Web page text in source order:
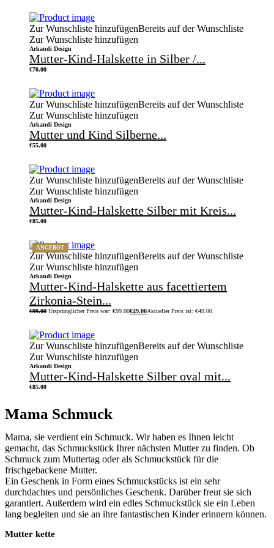
Zur Wunschliste hinzufügenBereits auf der Wunschliste
Zur Wunschliste hinzufügen
Arkandi Design
Mutter-Kind-Halskette in Silber /...
€70.00
Zur Wunschliste hinzufügenBereits auf der Wunschliste
Zur Wunschliste hinzufügen
Arkandi Design
Mutter und Kind Silberne...
€55.00
Zur Wunschliste hinzufügenBereits auf der Wunschliste
Zur Wunschliste hinzufügen
Arkandi Design
Mutter-Kind-Halskette Silber mit Kreis...
€85.00
ANGEBOT
Zur Wunschliste hinzufügenBereits auf der Wunschliste
Zur Wunschliste hinzufügen
Arkandi Design
Mutter-Kind-Halskette aus facettiertem
Zirkonia-Stein...
€99.00 Ursprünglicher Preis war: €99.00€49.00Aktueller Preis ist: €49.00.
Zur Wunschliste hinzufügenBereits auf der Wunschliste
Zur Wunschliste hinzufügen
Arkandi Design
Mutter-Kind-Halskette Silber oval mit...
€85.00
Mama Schmuck
Mama, sie verdient ein Schmuck. Wir haben es Ihnen leicht
gemacht, das Schmuckstück Ihrer nächsten Mutter zu finden. Ob
Schmuck zum Muttertag oder als Schmuckstück für die
frischgebackene Mutter.
Ein Geschenk in Form eines Schmuckstücks ist ein sehr
durchdachtes und persönliches Geschenk. Darüber freut sie sich
garantiert. Außerdem wird ein edles Schmuckstück sie ein Leben
lang begleiten und sie an ihre fantastischen Kinder erinnern können.
Mutter kette